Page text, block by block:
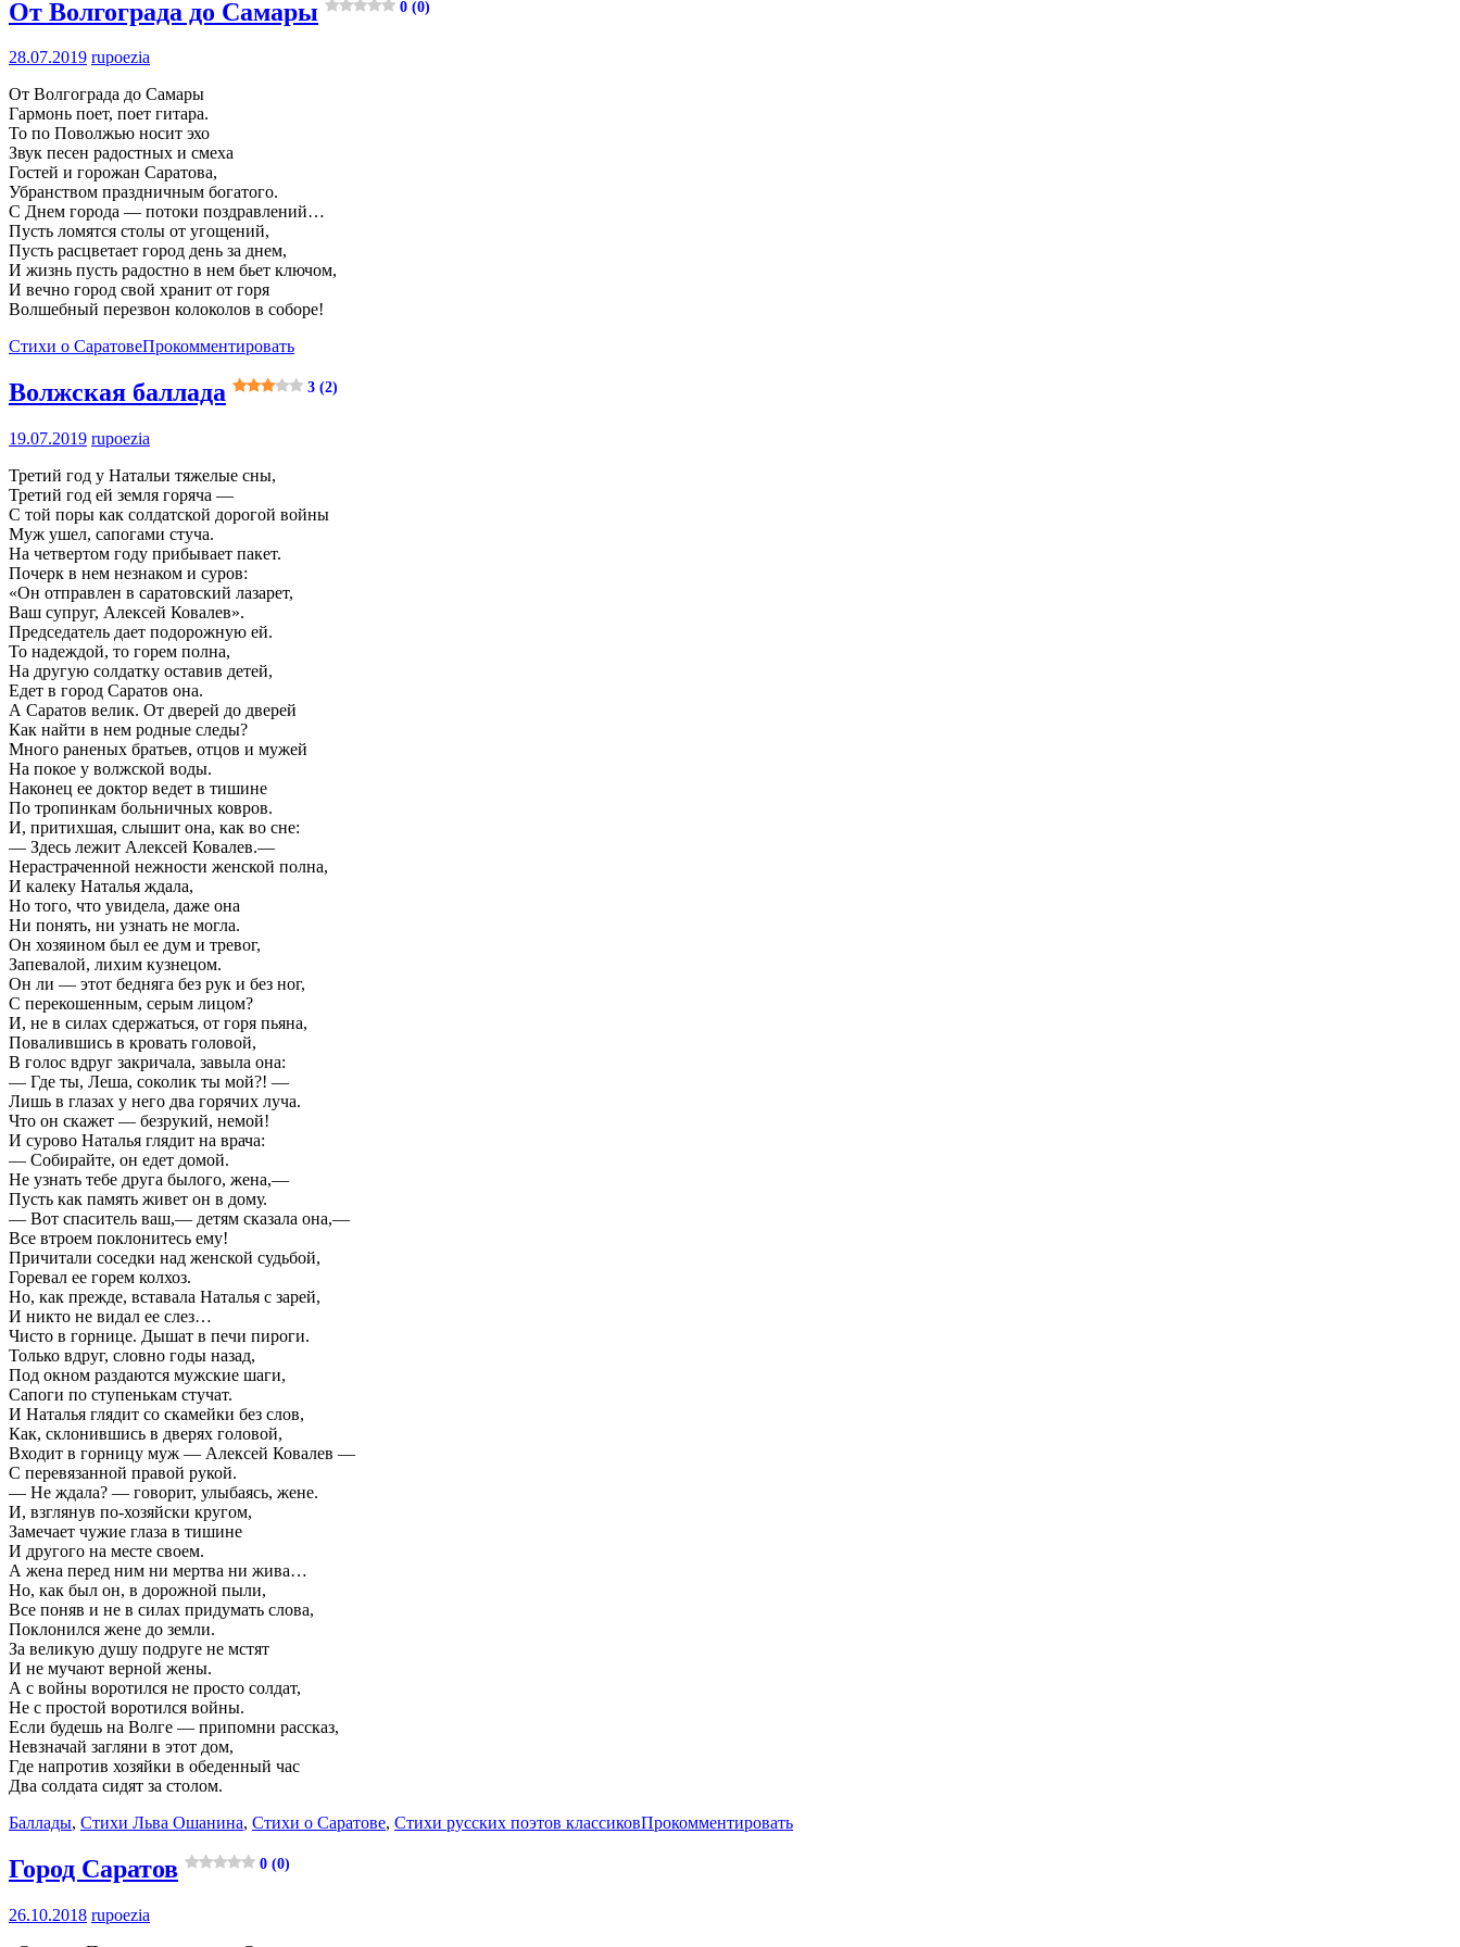
От Волгограда до Самары 0 (0)
28.07.2019 rupoezia
От Волгограда до Самары
Гармонь поет, поет гитара.
То по Поволжью носит эхо
Звук песен радостных и смеха
Гостей и горожан Саратова,
Убранством праздничным богатого.
С Днем города — потоки поздравлений…
Пусть ломятся столы от угощений,
Пусть расцветает город день за днем,
И жизнь пусть радостно в нем бьет ключом,
И вечно город свой хранит от горя
Волшебный перезвон колоколов в соборе!
Стихи о СаратовеПрокомментировать
Волжская баллада 3 (2)
19.07.2019 rupoezia
Третий год у Натальи тяжелые сны,
Третий год ей земля горяча —
С той поры как солдатской дорогой войны
Муж ушел, сапогами стуча.
На четвертом году прибывает пакет.
Почерк в нем незнаком и суров:
«Он отправлен в саратовский лазарет,
Ваш супруг, Алексей Ковалев».
Председатель дает подорожную ей.
То надеждой, то горем полна,
На другую солдатку оставив детей,
Едет в город Саратов она.
А Саратов велик. От дверей до дверей
Как найти в нем родные следы?
Много раненых братьев, отцов и мужей
На покое у волжской воды.
Наконец ее доктор ведет в тишине
По тропинкам больничных ковров.
И, притихшая, слышит она, как во сне:
— Здесь лежит Алексей Ковалев.—
Нерастраченной нежности женской полна,
И калеку Наталья ждала,
Но того, что увидела, даже она
Ни понять, ни узнать не могла.
Он хозяином был ее дум и тревог,
Запевалой, лихим кузнецом.
Он ли — этот бедняга без рук и без ног,
С перекошенным, серым лицом?
И, не в силах сдержаться, от горя пьяна,
Повалившись в кровать головой,
В голос вдруг закричала, завыла она:
— Где ты, Леша, соколик ты мой?! —
Лишь в глазах у него два горячих луча.
Что он скажет — безрукий, немой!
И сурово Наталья глядит на врача:
— Собирайте, он едет домой.
Не узнать тебе друга былого, жена,—
Пусть как память живет он в дому.
— Вот спаситель ваш,— детям сказала она,—
Все втроем поклонитесь ему!
Причитали соседки над женской судьбой,
Горевал ее горем колхоз.
Но, как прежде, вставала Наталья с зарей,
И никто не видал ее слез…
Чисто в горнице. Дышат в печи пироги.
Только вдруг, словно годы назад,
Под окном раздаются мужские шаги,
Сапоги по ступенькам стучат.
И Наталья глядит со скамейки без слов,
Как, склонившись в дверях головой,
Входит в горницу муж — Алексей Ковалев —
С перевязанной правой рукой.
— Не ждала? — говорит, улыбаясь, жене.
И, взглянув по-хозяйски кругом,
Замечает чужие глаза в тишине
И другого на месте своем.
А жена перед ним ни мертва ни жива…
Но, как был он, в дорожной пыли,
Все поняв и не в силах придумать слова,
Поклонился жене до земли.
За великую душу подруге не мстят
И не мучают верной жены.
А с войны воротился не просто солдат,
Не с простой воротился войны.
Если будешь на Волге — припомни рассказ,
Невзначай загляни в этот дом,
Где напротив хозяйки в обеденный час
Два солдата сидят за столом.
Баллады, Стихи Льва Ошанина, Стихи о Саратове, Стихи русских поэтов классиковПрокомментировать
Город Саратов 0 (0)
26.10.2018 rupoezia